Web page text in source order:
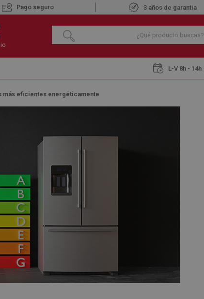
Pago seguro 3 años de garantía
L-V 8h - 14h
eficientes energéticamente